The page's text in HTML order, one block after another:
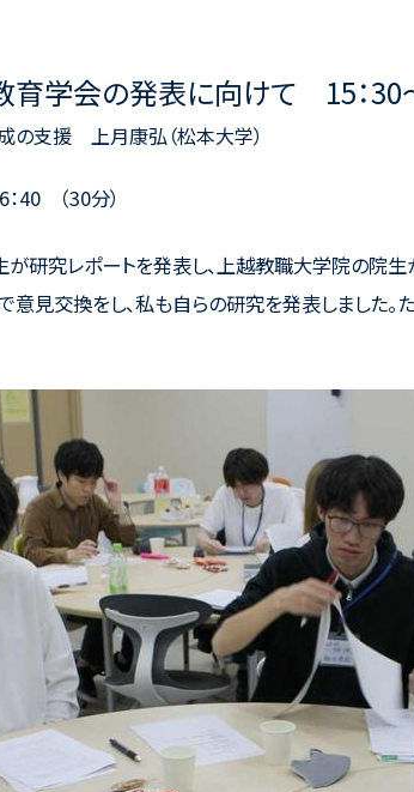
教育学会の発表に向けて 15：
の支援 上月康弘（松本大学）
40 （30分）
が研究レポートを発表し、上越教職大学院の院
見交換をし、私も自らの研究を発表しました。